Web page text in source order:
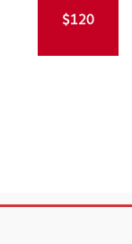
$120